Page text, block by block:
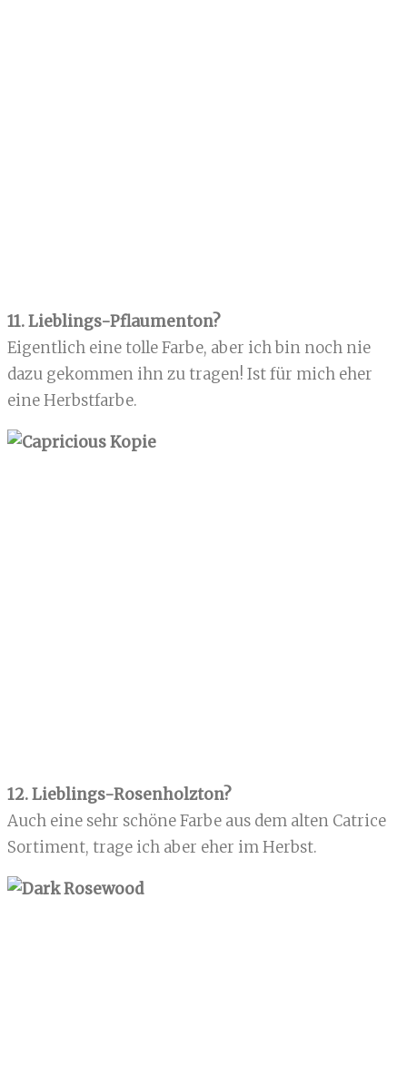
11. Lieblings-Pflaumenton?
Eigentlich eine tolle Farbe, aber ich bin noch nie
dazu gekommen ihn zu tragen! Ist für mich eher
eine Herbstfarbe.
12. Lieblings-Rosenholzton?
Auch eine sehr schöne Farbe aus dem alten Catrice
Sortiment, trage ich aber eher im Herbst.